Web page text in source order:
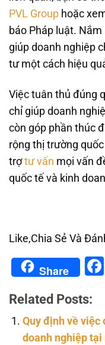
PVL Group hoặc
báo Pháp luật.
giúp doanh nghiệp
tư một cách hiệu
Việc tuân thủ đúng
chỉ giúp doanh
còn góp phần thúc
rộng thị trường
trợtư vấn mọi vấn
quốc tế và kinh
Like,Chia Sẻ Và
Share
Related Posts:
Quy định về việc
doanh nghiệp